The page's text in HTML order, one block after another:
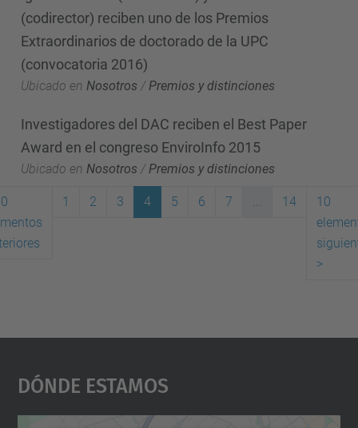
(codirector) reciben uno de los Premios
Extraordinarios de doctorado de la UPC
(convocatoria 2016)
Ubicado en Nosotros / Premios y distinciones
Investigadores del DAC reciben el Best Paper
Award en el congreso EnviroInfo 2015
Ubicado en Nosotros /Premios y distinciones
1 2 3 4 5 6 7 ... 14
10
>
Dónde Estamos